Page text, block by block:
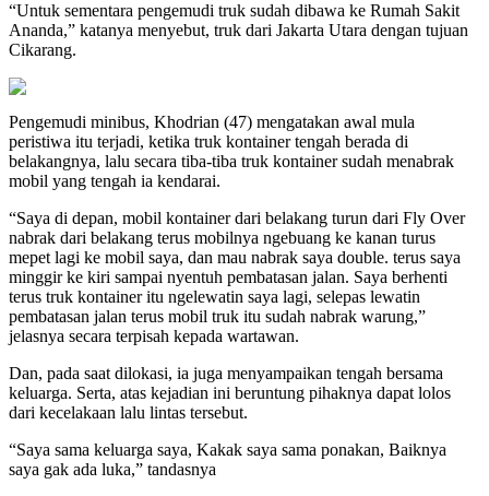
“Untuk sementara pengemudi truk sudah dibawa ke Rumah Sakit
Ananda,” katanya menyebut, truk dari Jakarta Utara dengan tujuan
Cikarang.
Pengemudi minibus, Khodrian (47) mengatakan awal mula
peristiwa itu terjadi, ketika truk kontainer tengah berada di
belakangnya, lalu secara tiba-tiba truk kontainer sudah menabrak
mobil yang tengah ia kendarai.
“Saya di depan, mobil kontainer dari belakang turun dari Fly Over
nabrak dari belakang terus mobilnya ngebuang ke kanan turus
mepet lagi ke mobil saya, dan mau nabrak saya double. terus saya
minggir ke kiri sampai nyentuh pembatasan jalan. Saya berhenti
terus truk kontainer itu ngelewatin saya lagi, selepas lewatin
pembatasan jalan terus mobil truk itu sudah nabrak warung,”
jelasnya secara terpisah kepada wartawan.
Dan, pada saat dilokasi, ia juga menyampaikan tengah bersama
keluarga. Serta, atas kejadian ini beruntung pihaknya dapat lolos
dari kecelakaan lalu lintas tersebut.
“Saya sama keluarga saya, Kakak saya sama ponakan, Baiknya
saya gak ada luka,” tandasnya